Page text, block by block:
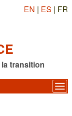
transition
EN | ES | FR